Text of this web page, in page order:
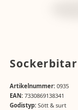
Sockerbitar
Artikelnummer:0935
EAN:7330869138341
Godistyp:Sött & surt